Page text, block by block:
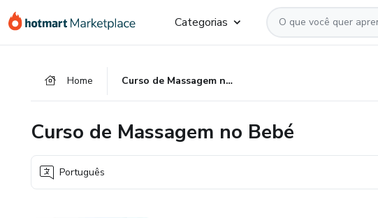
para
para
para
Categorias
Home Curso de Massagem no Bebé
Curso de Massagem no Bebé
Português